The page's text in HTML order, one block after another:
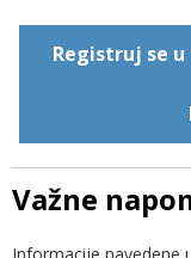
Registruj se u
Važne